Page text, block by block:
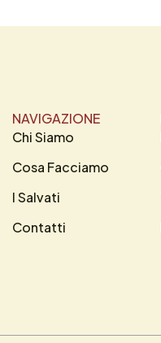
NAVIGAZIONE
Chi Siamo
Cosa Facciamo
I Salvati
Contatti